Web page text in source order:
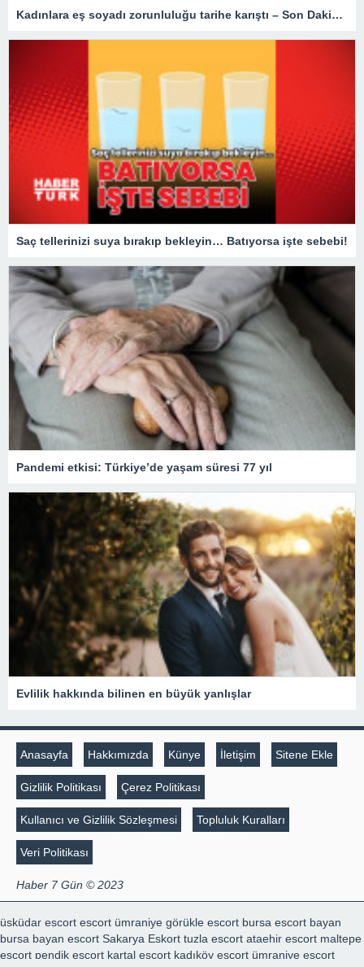
Kadınlara eş soyadı zorunluluğu tarihe karıştı – Son Dakika Türkiye Haberleri
Saç tellerinizi suya bırakıp bekleyin… Batıyorsa işte sebebi!
Pandemi etkisi: Türkiye’de yaşam süresi 77 yıl
Evlilik hakkında bilinen en büyük yanlışlar
Anasayfa Hakkımızda Künye İletişim Sitene Ekle
Gizlilik Politikası Çerez Politikası
Kullanıcı ve Gizlilik Sözleşmesi Topluluk Kuralları
Veri Politikası
Haber 7 Gün © 2023
üsküdar escort escort ümraniye görükle escort bursa escort bayan
bursa bayan escort Sakarya Eskort tuzla escort ataehir escort maltepe
escort pendik escort kartal escort kadıköy escort ümraniye escort